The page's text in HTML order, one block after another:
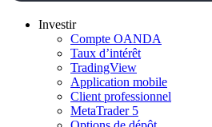
Investir
Compte OANDA
Taux d’intérêt
TradingView
Application mobile
Client professionnel
MetaTrader 5